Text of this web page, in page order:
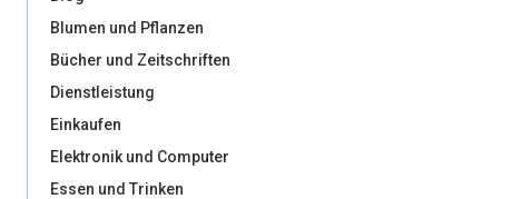
Blumen und Pflanzen
Bücher und Zeitschriften
Dienstleistung
Einkaufen
Elektronik und Computer
Essen und Trinken